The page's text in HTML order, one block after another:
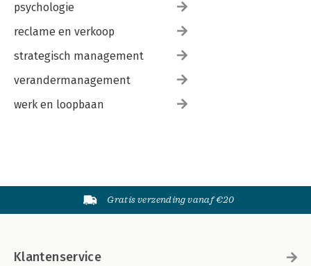
psychologie
reclame en verkoop
strategisch management
verandermanagement
werk en loopbaan
Gratis verzending vanaf €20
Klantenservice